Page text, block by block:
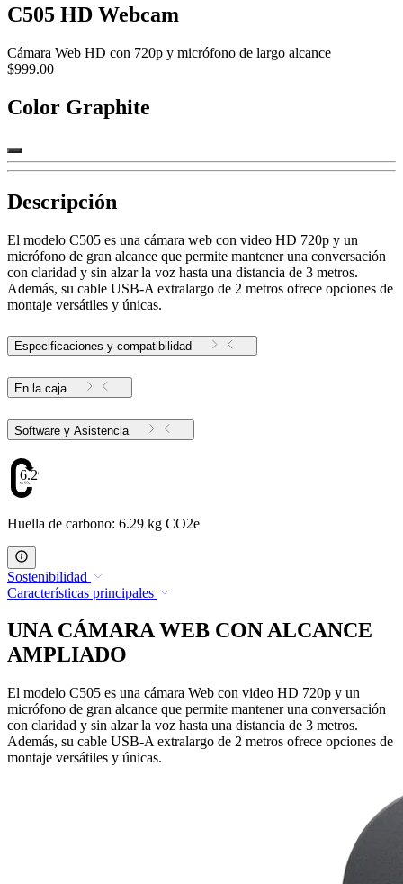
C505 HD Webcam
Cámara Web HD con 720p y micrófono de largo alcance
$999.00
Color Graphite
Descripción
El modelo C505 es una cámara web con video HD 720p y un
micrófono de gran alcance que permite mantener una conversación
con claridad y sin alzar la voz hasta una distancia de 3 metros.
Además, su cable USB-A extralargo de 2 metros ofrece opciones de
montaje versátiles y únicas.
Especificaciones y compatibilidad
En la caja
Software y Asistencia
6.29
Huella de carbono: 6.29 kg CO2e
Sostenibilidad
Características principales
UNA CÁMARA WEB CON ALCANCE
AMPLIADO
El modelo C505 es una cámara Web con video HD 720p y un
micrófono de gran alcance que permite mantener una conversación
con claridad y sin alzar la voz hasta una distancia de 3 metros.
Además, su cable USB-A extralargo de 2 metros ofrece opciones de
montaje versátiles y únicas.